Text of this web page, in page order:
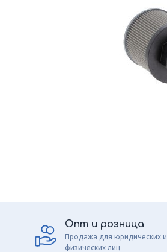
Опт и розница
Продажа для юридических и
физических лиц